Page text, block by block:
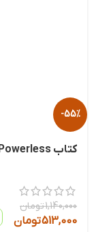
-55%
کتاب Powerless
1,140,000تومان
513,000تومان